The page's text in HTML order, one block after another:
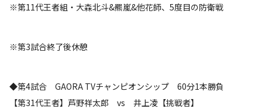
※第11代王者組・大森北斗&羆嵐&他花師、5度目の防衛戦
※第3試合終了後休憩
◆第4試合 GAORA TVチャンピオンシップ 60分1本勝負
【第31代王者】芦野祥太郎 vs 井上凌【挑戦者】